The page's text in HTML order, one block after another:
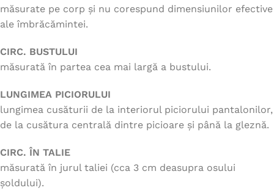
măsurate pe corp și nu corespund dimensiunilor efective
ale îmbrăcămintei.
CIRC. BUSTULUI
măsurată în partea cea mai largă a bustului.
LUNGIMEA PICIORULUI
lungimea cusăturii de la interiorul piciorului pantalonilor,
de la cusătura centrală dintre picioare și până la gleznă.
CIRC. ÎN TALIE
măsurată în jurul taliei (cca 3 cm deasupra osului
șoldului).